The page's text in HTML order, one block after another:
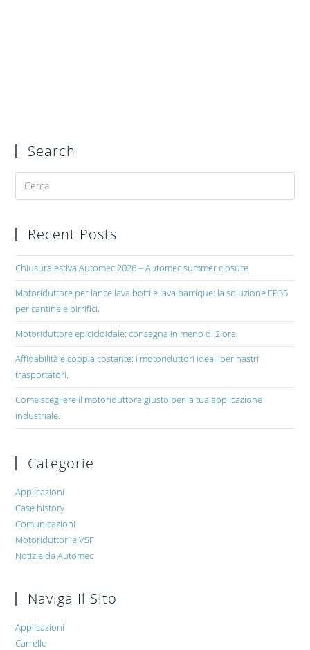
Search
Recent Posts
Chiusura estiva Automec 2026 – Automec summer closure
Motoriduttore per lance lava botti e lava barrique: la soluzione EP35
per cantine e birrifici.
Motoriduttore epicicloidale: consegna in meno di 2 ore.
Affidabilità e coppia costante: i motoriduttori ideali per nastri
trasportatori.
Come scegliere il motoriduttore giusto per la tua applicazione
industriale.
Categorie
Applicazioni
Case history
Comunicazioni
Motoriduttori e VSF
Notizie da Automec
Naviga Il Sito
Applicazioni
Carrello